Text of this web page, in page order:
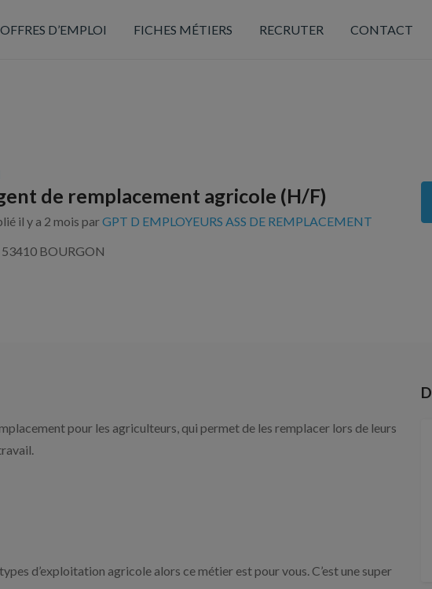
OFFRES D’EMPLOI FICHES MÉTIERS RECRUTER CONTACT
de remplacement agricole (H/F)
il y a 2 mois parGPT D EMPLOYEURS ASS DE REMPLACEMENT
53410 BOURGON
pour les agriculteurs, qui permet de les remplacer lors de leurs
d’exploitation agricole alors ce métier est pour vous. C’est une super